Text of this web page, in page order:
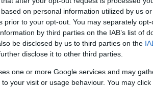
on personal information utilized by us
prior to your opt-out. You may separately
by third parties on the IAB’s list of
be disclosed by us to third parties on the
disclose it to other third parties.
one or more Google services and may
your visit or usage behaviour. You may
inte enbart titta på antalet. Det finns
2015. Då var man på gång att lägga ned
så till att det blir svårt oavsett
mycket att undervisningen blir lidande,
inte nu.
kring gränsdragningen finnas på
under året. Det vore bra om vi kunde